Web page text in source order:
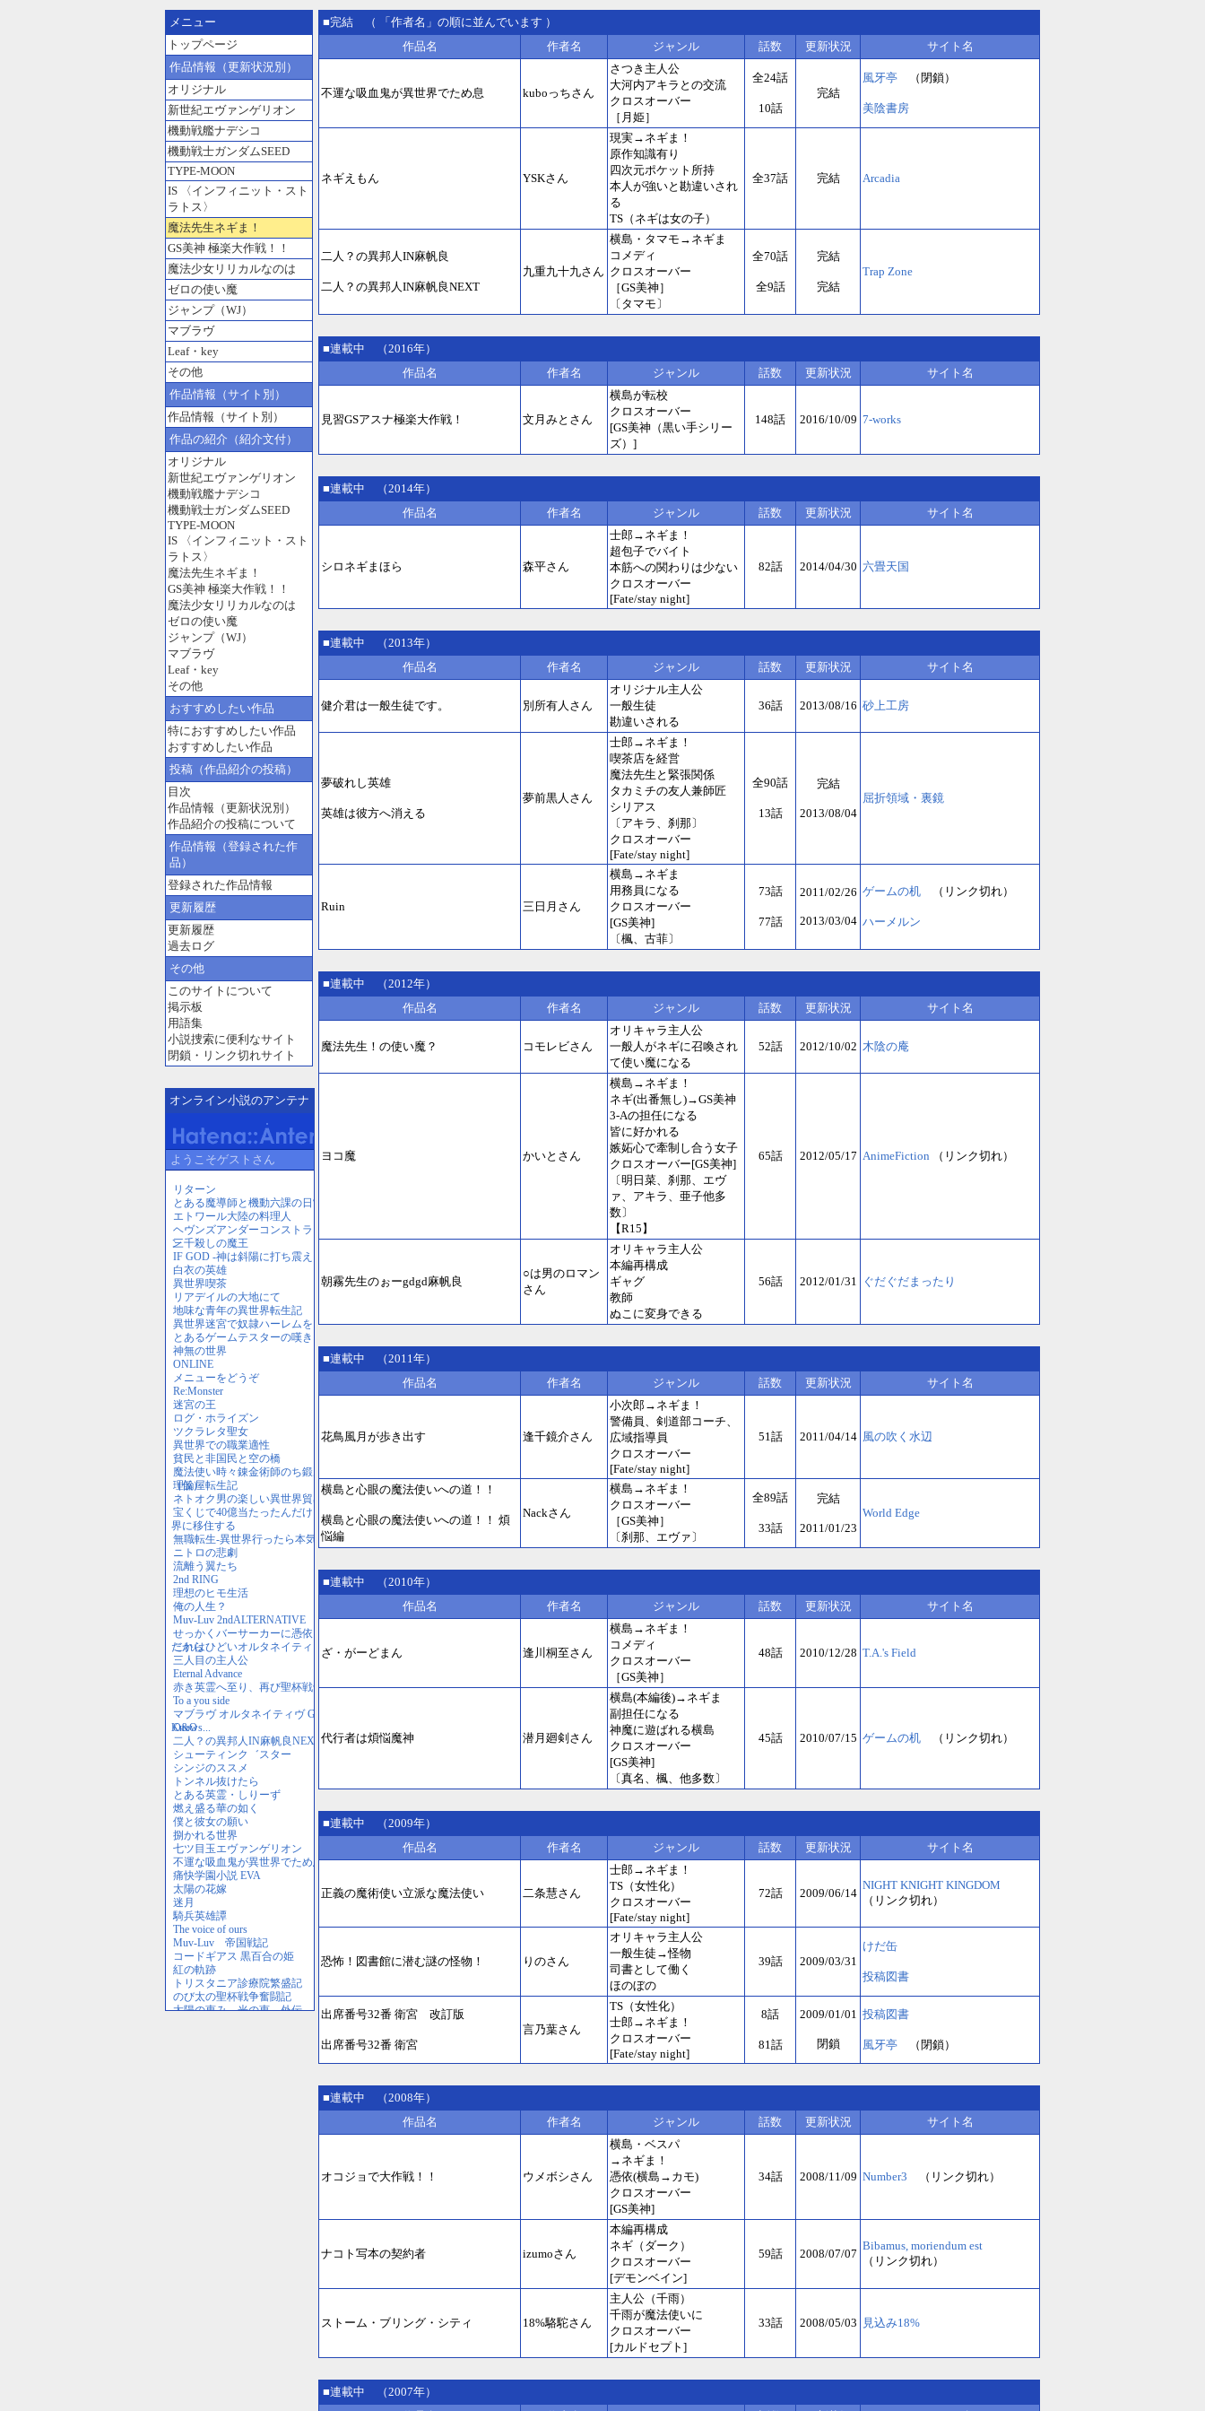
メニュー
トップページ
作品情報（更新状況別）
オリジナル
新世紀エヴァンゲリオン
機動戦艦ナデシコ
機動戦士ガンダムSEED
TYPE-MOON
IS 〈インフィニット・スト
ラトス〉
魔法先生ネギま！
GS美神 極楽大作戦！！
魔法少女リリカルなのは
ゼロの使い魔
ジャンプ（WJ）
マブラヴ
Leaf・key
その他
作品情報（サイト別）
作品情報（サイト別）
作品の紹介（紹介文付）
オリジナル
新世紀エヴァンゲリオン
機動戦艦ナデシコ
機動戦士ガンダムSEED
TYPE-MOON
IS 〈インフィニット・スト
ラトス〉
魔法先生ネギま！
GS美神 極楽大作戦！！
魔法少女リリカルなのは
ゼロの使い魔
ジャンプ（WJ）
マブラヴ
Leaf・key
その他
おすすめしたい作品
特におすすめしたい作品
おすすめしたい作品
投稿（作品紹介の投稿）
目次
作品情報（更新状況別）
作品紹介の投稿について
作品情報（登録された作
品）
登録された作品情報
更新履歴
更新履歴
過去ログ
その他
このサイトについて
掲示板
用語集
小説捜索に便利なサイト
閉鎖・リンク切れサイト
オンライン小説のアンテナ
■完結 （ 「作者名」の順に並んでいます ）
作品名
作者名 ジャンル 話数 更新状況 サイト名
不運な吸血鬼が異世界でため息 kuboっちさん
さつき主人公
大河内アキラとの交流
クロスオーバー
［月姫］
全24話
10話
完結
風牙亭 （閉鎖）
美陰書房
ネギえもん YSKさん
現実→ネギま！
原作知識有り
四次元ポケット所持
本人が強いと勘違いされ
る
TS（ネギは女の子）
全37話 完結 Arcadia
二人？の異邦人IN麻帆良
二人？の異邦人IN麻帆良NEXT
九重九十九さん
横島・タマモ→ネギま
コメディ
クロスオーバー
［GS美神］
〔タマモ〕
全70話
全9話
完結
完結
Trap Zone
■連載中 （2016年）
作品名
作者名 ジャンル 話数 更新状況 サイト名
見習GSアスナ極楽大作戦！ 文月みとさん
横島が転校
クロスオーバー
[GS美神（黒い手シリー
ズ）]
148話 2016/10/09 7-works
■連載中 （2014年）
作品名
作者名 ジャンル 話数 更新状況 サイト名
シロネギまほら 森平さん
士郎→ネギま！
超包子でバイト
本筋への関わりは少ない
クロスオーバー
[Fate/stay night]
82話 2014/04/30 六畳天国
■連載中 （2013年）
作品名
作者名 ジャンル 話数 更新状況 サイト名
健介君は一般生徒です。 別所有人さん
オリジナル主人公
一般生徒
勘違いされる
36話 2013/08/16 砂上工房
夢破れし英雄
英雄は彼方へ消える
夢前黒人さん
士郎→ネギま！
喫茶店を経営
魔法先生と緊張関係
タカミチの友人兼師匠
シリアス
〔アキラ、刹那〕
クロスオーバー
[Fate/stay night]
全90話
13話
完結
2013/08/04
屈折領域・裏鏡
Ruin 三日月さん
横島→ネギま
用務員になる
クロスオーバー
[GS美神]
〔楓、古菲〕
73話
77話
2011/02/26
2013/03/04
ゲームの机 （リンク切れ）
ハーメルン
■連載中 （2012年）
作品名
作者名 ジャンル 話数 更新状況 サイト名
魔法先生！の使い魔？ コモレビさん
オリキャラ主人公
一般人がネギに召喚され
て使い魔になる
52話 2012/10/02 木陰の庵
ヨコ魔 かいとさん
横島→ネギま！
ネギ(出番無し)→GS美神
3-Aの担任になる
皆に好かれる
嫉妬心で牽制し合う女子
クロスオーバー[GS美神]
〔明日菜、刹那、エヴ
ァ、アキラ、亜子他多
数〕
【R15】
65話 2012/05/17 AnimeFiction （リンク切れ）
朝霧先生のぉーgdgd麻帆良
○は男のロマン
さん
オリキャラ主人公
本編再構成
ギャグ
教師
ぬこに変身できる
56話 2012/01/31 ぐだぐだまったり
■連載中 （2011年）
作品名
作者名 ジャンル 話数 更新状況 サイト名
花鳥風月が歩き出す 逢千鏡介さん
小次郎→ネギま！
警備員、剣道部コーチ、
広域指導員
クロスオーバー
[Fate/stay night]
51話 2011/04/14 風の吹く水辺
横島と心眼の魔法使いへの道！！
横島と心眼の魔法使いへの道！！ 煩
悩編
Nackさん
横島→ネギま！
クロスオーバー
［GS美神］
〔刹那、エヴァ〕
全89話
33話
完結
2011/01/23
World Edge
■連載中 （2010年）
作品名
作者名 ジャンル 話数 更新状況 サイト名
ざ・がーどまん 逢川桐至さん
横島→ネギま！
コメディ
クロスオーバー
［GS美神］
48話 2010/12/28 T.A.'s Field
代行者は煩悩魔神 潜月廻剣さん
横島(本編後)→ネギま
副担任になる
神魔に遊ばれる横島
クロスオーバー
[GS美神]
〔真名、楓、他多数〕
45話 2010/07/15 ゲームの机 （リンク切れ）
■連載中 （2009年）
作品名
作者名 ジャンル 話数 更新状況 サイト名
正義の魔術使い立派な魔法使い 二条慧さん
士郎→ネギま！
TS（女性化）
クロスオーバー
[Fate/stay night]
72話 2009/06/14
NIGHT KNIGHT KINGDOM
（リンク切れ）
恐怖！図書館に潜む謎の怪物！ りのさん
オリキャラ主人公
一般生徒→怪物
司書として働く
ほのぼの
39話 2009/03/31
けだ缶
投稿図書
出席番号32番 衛宮 改訂版
出席番号32番 衛宮
言乃葉さん
TS（女性化）
士郎→ネギま！
クロスオーバー
[Fate/stay night]
8話
81話
2009/01/01
閉鎖
投稿図書
風牙亭 （閉鎖）
■連載中 （2008年）
作品名
作者名 ジャンル 話数 更新状況 サイト名
オコジョで大作戦！！ ウメボシさん
横島・ベスパ
→ネギま！
憑依(横島→カモ)
クロスオーバー
[GS美神]
34話 2008/11/09 Number3 （リンク切れ）
ナコト写本の契約者 izumoさん
本編再構成
ネギ（ダーク）
クロスオーバー
[デモンベイン]
59話 2008/07/07
Bibamus, moriendum est
（リンク切れ）
ストーム・ブリング・シティ 18%駱駝さん
主人公（千雨）
千雨が魔法使いに
クロスオーバー
[カルドセプト]
33話 2008/05/03 見込み18%
■連載中 （2007年）